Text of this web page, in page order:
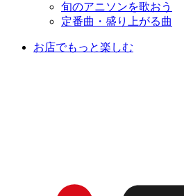
旬のアニソンを歌おう
定番曲・盛り上がる曲
お店でもっと楽しむ